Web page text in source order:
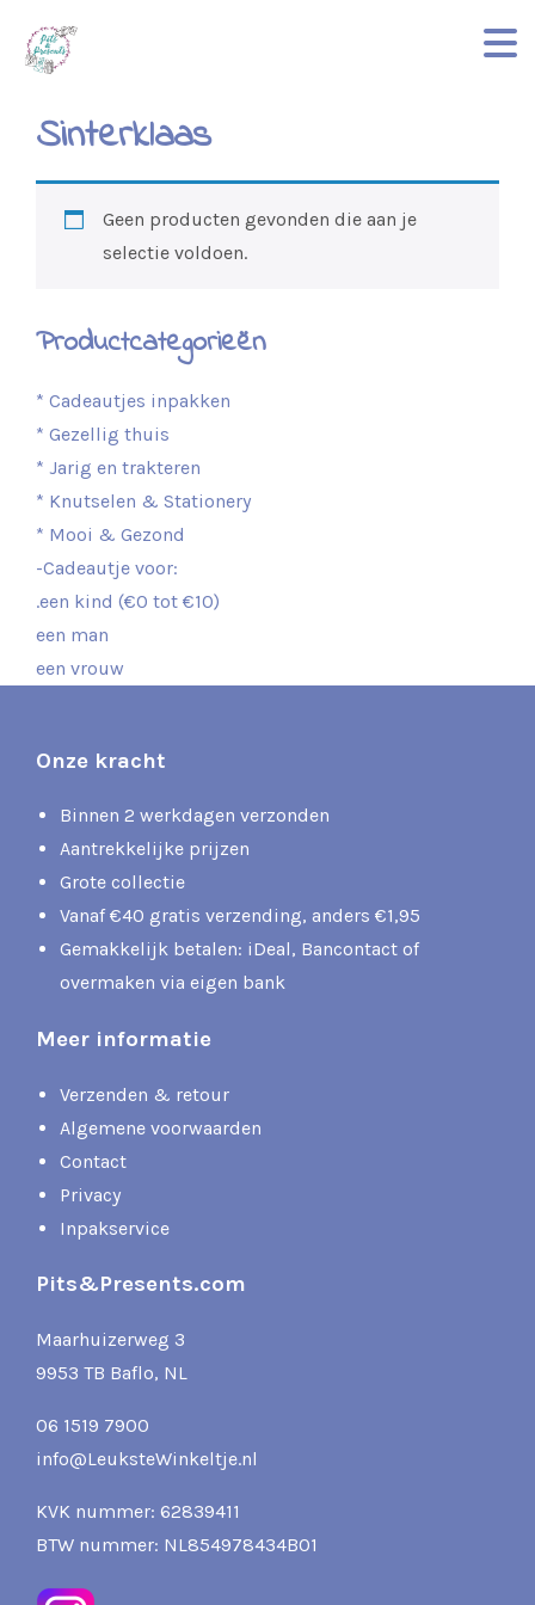
Sinterklaas
Geen producten gevonden die aan je
selectie voldoen.
Productcategorieën
* Cadeautjes inpakken
* Gezellig thuis
* Jarig en trakteren
* Knutselen & Stationery
* Mooi & Gezond
-Cadeautje voor:
.een kind (€0 tot €10)
een man
een vrouw
Onze kracht
Binnen 2 werkdagen verzonden
Aantrekkelijke prijzen
Grote collectie
Vanaf €40 gratis verzending, anders €1,95
Gemakkelijk betalen: iDeal, Bancontact of
overmaken via eigen bank
Meer informatie
Verzenden & retour
Algemene voorwaarden
Contact
Privacy
Inpakservice
Pits&Presents.com
Maarhuizerweg 3
9953 TB Baflo, NL
06 1519 7900
info@LeuksteWinkeltje.nl
KVK nummer: 62839411
BTW nummer: NL854978434B01